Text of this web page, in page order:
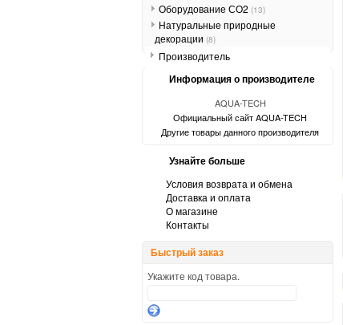
Оборудование СО2 (13)
Натуральные природные
декорации (8)
Производитель
Информация о производителе
AQUA-TECH
Официальный сайт AQUA-TECH
Другие товары данного производителя
Узнайте больше
Условия возврата и обмена
Доставка и оплата
О магазине
Контакты
Быстрый заказ
Укажите код товара.